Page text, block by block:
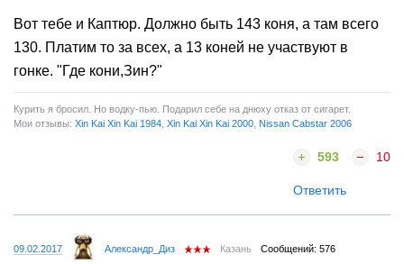
Вот тебе и Каптюр. Должно быть 143 коня, а там всего
130. Платим то за всех, а 13 коней не участвуют в
гонке. "Где кони,Зин?"
Курить я бросил. Но водку-пью. Подарил себе на днюху отказ от сигарет.
Мои отзывы: Xin Kai Xin Kai 1984 Xin Kai Xin Kai 2000 Nissan Cabstar 2006
593 10
Ответить
09.02.2017 Александр_Диз Казань Сообщений: 576